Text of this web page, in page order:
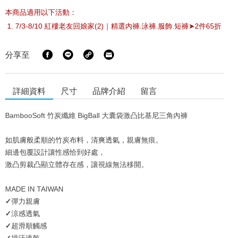
本商品適用以下活動：
7/3-8/10 紅樓老友回娘家(2)｜精選內褲.泳褲.服飾.短褲➤2件65折
分享至
詳細資料 尺寸 品牌介紹 留言
BambooSoft 竹炭纖維 BigBall 大囊袋激凸比基尼三角內褲
如肌膚般柔順的竹炭布料，清爽透氣，親膚無痕。
細邊包覆設計讓性感恰到好處，
激凸剪裁凸顯立體存在感，讓視線無法移開。
MADE IN TAIWAN
✓彈力親膚
✓涼感透氣
✓超滑順觸感